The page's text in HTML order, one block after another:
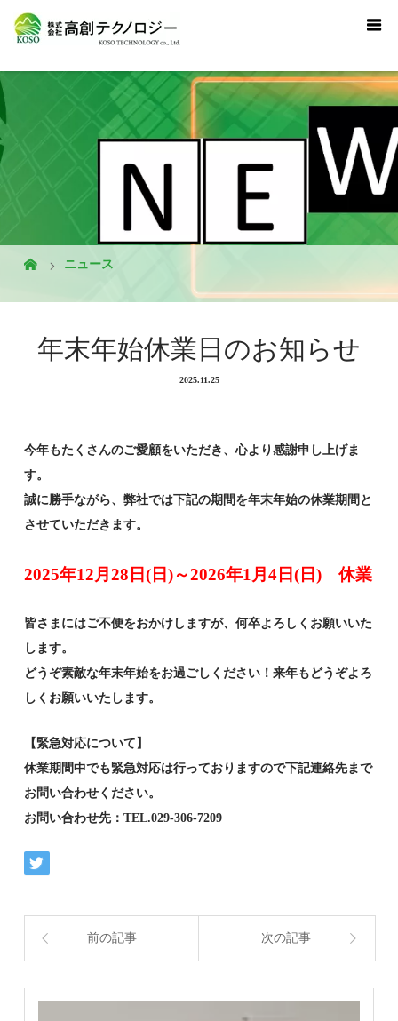
ニュース
年末年始休業日のお知らせ
2025.11.25
今年もたくさんのご愛顧をいただき、心より感謝申し上げま
す。
誠に勝手ながら、弊社では下記の期間を年末年始の休業期間と
させていただきます。
2025年12月28日(日)～2026年1月4日(日) 休業
皆さまにはご不便をおかけしますが、何卒よろしくお願いいた
します。
どうぞ素敵な年末年始をお過ごしください！来年もどうぞよろ
しくお願いいたします。
【緊急対応について】
休業期間中でも緊急対応は行っておりますので下記連絡先まで
お問い合わせください。
お問い合わせ先：TEL.029-306-7209
前の記事 次の記事